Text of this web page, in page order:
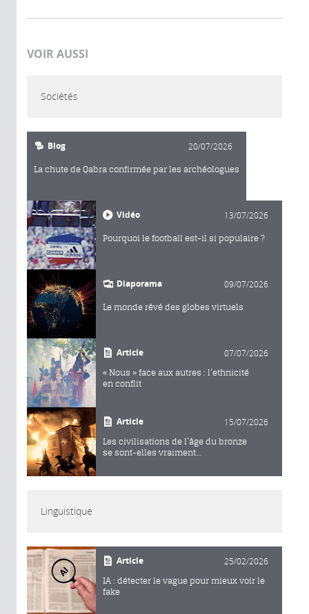
VOIR AUSSI
Sociétés
Blog 20/07/2026
La chute de Qabra confirmée par les archéologues
Vidéo 13/07/2026
Pourquoi le football est-il si populaire ?
Diaporama 09/07/2026
Le monde rêvé des globes virtuels
Article 07/07/2026
« Nous » face aux autres : l’ethnicité
en conflit
Article 15/07/2026
Les civilisations de l’âge du bronze
se sont-elles vraiment...
Linguistique
Article 25/02/2026
IA : détecter le vague pour mieux voir le
fake